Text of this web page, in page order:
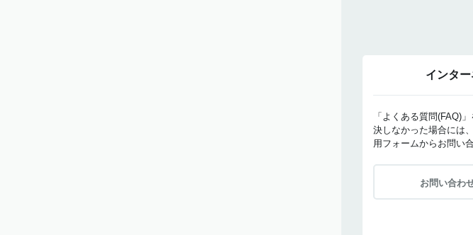
インタ
「よくある質問(FAQ)
決しなかった場合には
用フォームからお問い
お問い合わ